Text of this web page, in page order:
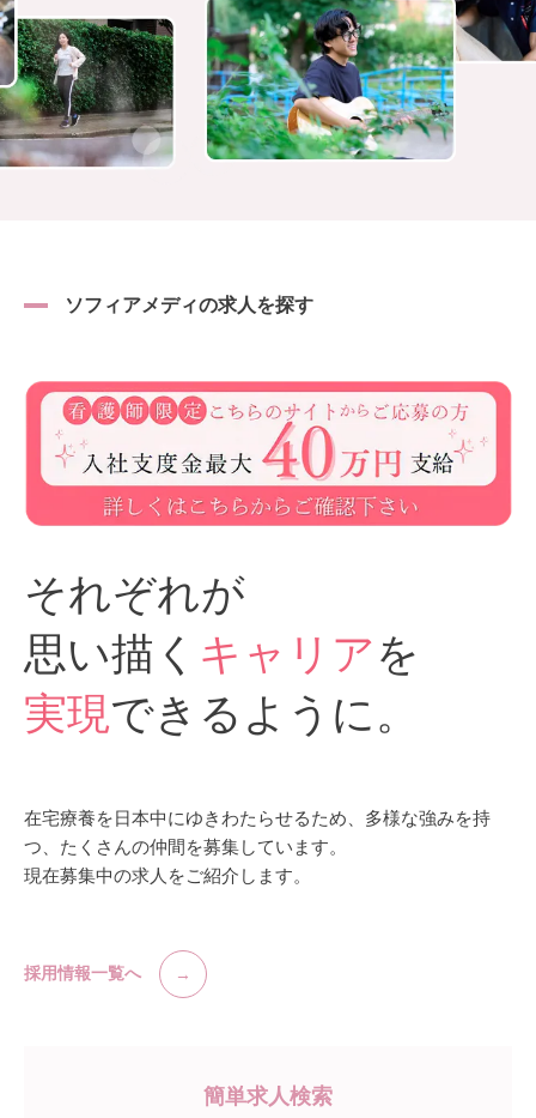
ソフィアメディの求人を探す
それぞれが
思い描く キャリアを
実現できるように。
在宅療養を日本中にゆきわたらせるため、多様な強みを持
つ、たくさんの仲間を募集しています。
現在募集中の求人をご紹介します。
採用情報一覧へ
簡単求人検索